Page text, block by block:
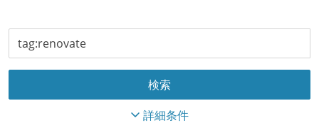
詳細条件